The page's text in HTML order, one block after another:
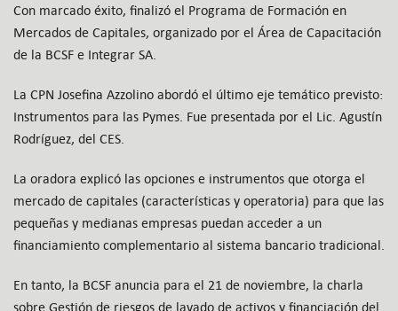
Con marcado éxito, finalizó el Programa de Formación en
Mercados de Capitales, organizado por el Área de Capacitación
de la BCSF e Integrar SA.
La CPN Josefina Azzolino abordó el último eje temático previsto:
Instrumentos para las Pymes. Fue presentada por el Lic. Agustín
Rodríguez, del CES.
La oradora explicó las opciones e instrumentos que otorga el
mercado de capitales (características y operatoria) para que las
pequeñas y medianas empresas puedan acceder a un
financiamiento complementario al sistema bancario tradicional.
En tanto, la BCSF anuncia para el 21 de noviembre, la charla
sobre Gestión de riesgos de lavado de activos y financiación del